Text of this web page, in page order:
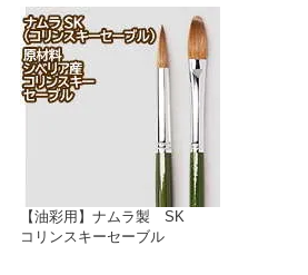
【油彩用】ナムラ製 SK
コリンスキーセーブル